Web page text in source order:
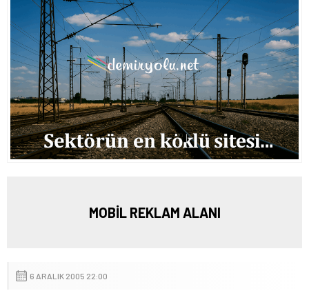
MOBİL REKLAM ALANI
6 ARALIK 2005 22:00